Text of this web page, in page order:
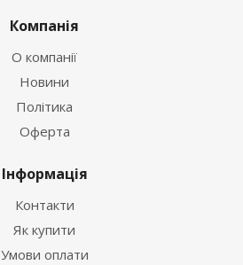
Компанія
О компанії
Новини
Політика
Оферта
Інформація
Контакти
Як купити
Умови оплати